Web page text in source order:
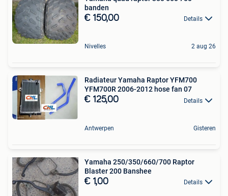
banden
€ 150,00 Details
Nivelles 2 aug 26
Radiateur Yamaha Raptor YFM700
YFM700R 2006-2012 hose fan 07
€ 125,00 Details
Antwerpen Gisteren
Yamaha 250/350/660/700 Raptor
Blaster 200 Banshee
€ 1,00 Details